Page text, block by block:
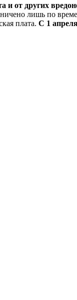
и от других
лишь по
плата. С 1